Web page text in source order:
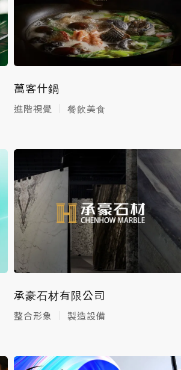
萬客什鍋
進階視覺 餐飲美食
承豪石材有限公司
整合形象 製造設備